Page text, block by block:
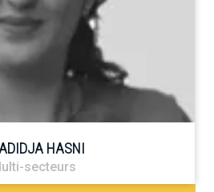
HASNI
secteurs